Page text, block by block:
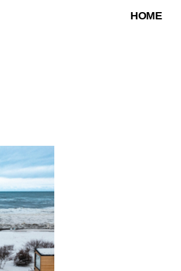
HOME